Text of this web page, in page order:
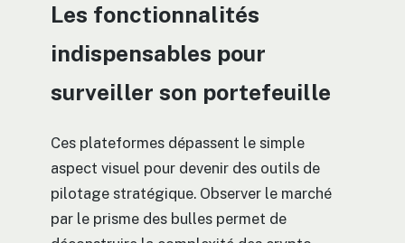
Les fonctionnalités
indispensables pour
surveiller son portefeuille
Ces plateformes dépassent le simple
aspect visuel pour devenir des outils de
pilotage stratégique. Observer le marché
par le prisme des bulles permet de